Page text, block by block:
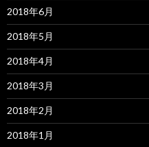
2018年6月
2018年5月
2018年4月
2018年3月
2018年2月
2018年1月